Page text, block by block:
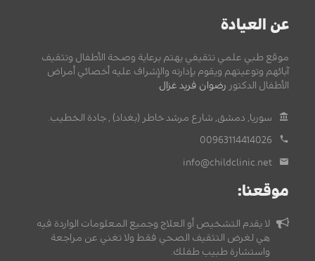
عن العيادة
موقع طبي علمي تثقيفي يهتم برعاية وصحة الأطفال وتثقيف
آبائهم وتوعيتهم ويقوم بإدارته والإشراف عليه أخصائي أمراض
الأطفال الدكتور رضوان فريد غزال
سوريا, دمشق, شارع مرشد خاطر (بغداد) , جادة الخطيب.
00963114414026
info@childclinic.net
موقعنا:
لا يقدم التشخيص أو العلاج وجميع المعلومات الواردة فيه
هي لغرض التثقيف الصحي فقط ولا تغني عن مراجعة
واستشارة طبيب طفلك.